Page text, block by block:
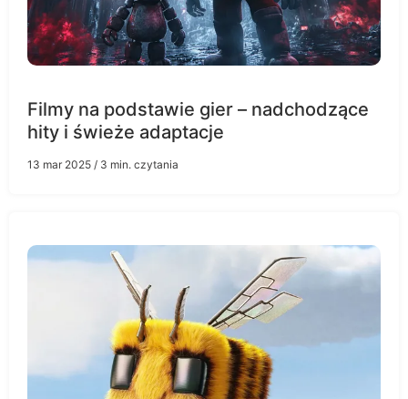
Filmy na podstawie gier – nadchodzące
hity i świeże adaptacje
13 mar 2025 / 3 min. czytania